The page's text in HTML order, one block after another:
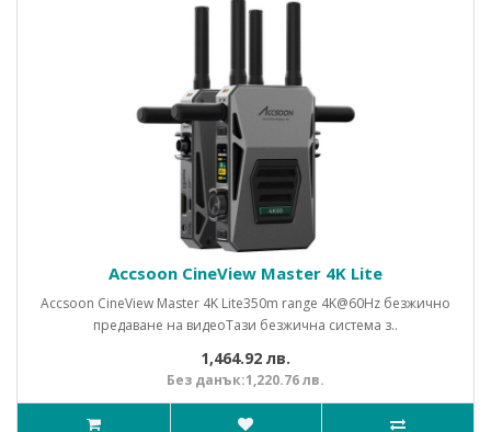
Accsoon CineView Master 4K Lite
Accsoon CineView Master 4K Lite350m range 4K@60Hz безжично
предаване на видеоТази безжична система з..
1,464.92 лв.
Без данък:1,220.76 лв.